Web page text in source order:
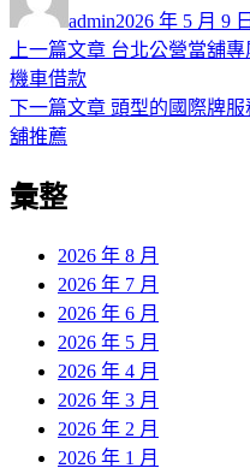
者
admin佈
日
2026 年 5 月 9 日
文
章
導
覽
上一篇文章 上
篇
台北公營當舖
機車借款
下一篇文章 下
頭型的國際牌
舖推薦
彙整
2026 年 8 月
2026 年 7 月
2026 年 6 月
2026 年 5 月
2026 年 4 月
2026 年 3 月
2026 年 2 月
2026 年 1 月